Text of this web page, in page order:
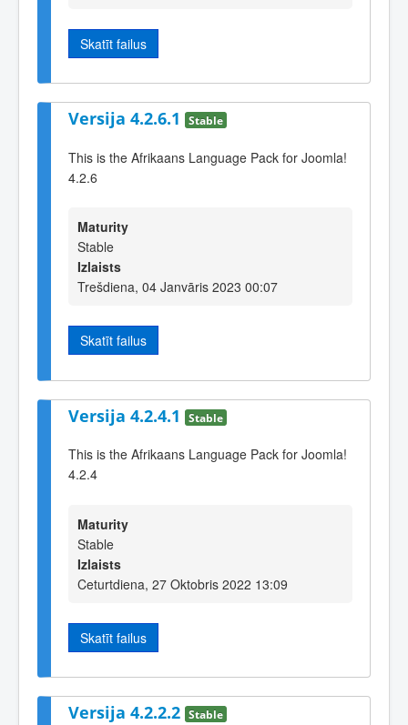
Skatīt failus
Versija 4.2.6.1 Stable
This is the Afrikaans Language Pack for Joomla!
4.2.6
Maturity
Stable
Izlaists
Trešdiena, 04 Janvāris 2023 00:07
Skatīt failus
Versija 4.2.4.1 Stable
This is the Afrikaans Language Pack for Joomla!
4.2.4
Maturity
Stable
Izlaists
Ceturtdiena, 27 Oktobris 2022 13:09
Skatīt failus
Versija 4.2.2.2 Stable